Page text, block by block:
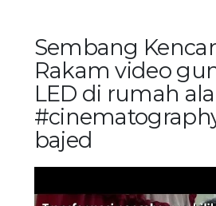
Sembang
Rakam video
LED di rumah
bajed